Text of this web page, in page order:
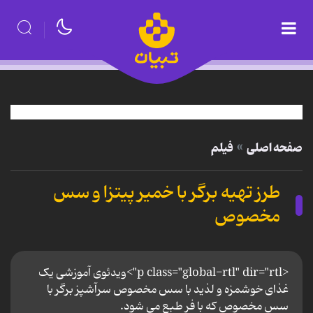
صفحه اصلی فیلم
طرز تهیه برگر با خمیر پیتزا و سس
مخصوص
<p class="global-rtl" dir="rtl">ویدئوی آموزشی یک
غذای خوشمزه و لذید با سس مخصوص سرآشپز برگر با
سس مخصوص که با فر طبع می شود.